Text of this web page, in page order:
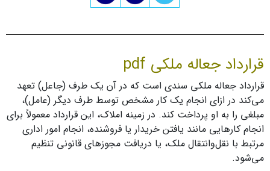
قرارداد جعاله ملکی pdf
قرارداد جعاله ملکی سندی است که در آن یک طرف (جاعل) تعهد
می‌کند در ازای انجام یک کار مشخص توسط طرف دیگر (عامل)،
مبلغی را به او پرداخت کند. در زمینه املاک، این قرارداد معمولاً برای
انجام کارهایی مانند یافتن خریدار یا فروشنده، انجام امور اداری
مرتبط با نقل‌وانتقال ملک، یا دریافت مجوزهای قانونی تنظیم
می‌شود.